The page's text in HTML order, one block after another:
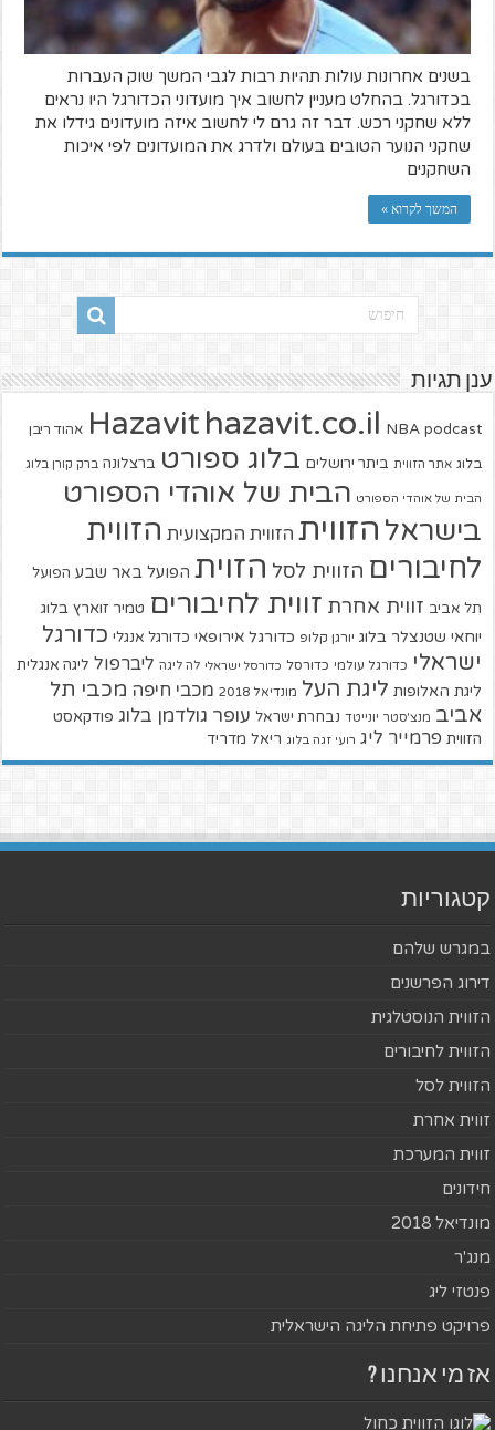
בשנים אחרונות עולות תהיות רבות לגבי המשך שוק העברות
בכדורגל. בהחלט מעניין לחשוב איך מועדוני הכדורגל היו נראים
ללא שחקני רכש. דבר זה גרם לי לחשוב איזה מועדונים גידלו את
שחקני הנוער הטובים בעולם ולדרג את המועדונים לפי איכות
השחקנים
המשך לקרוא »
ענן תגיות
Hazavit hazavit.co.il NBA podcast אהוד ריבן
בלוג אתר הזווית ביתר ירושלים בלוג ספורט ברצלונה ברק קורן בלוג
הבית של אוהדי הספורט הבית של אוהדי הספורט
בישראל הזווית הזווית המקצועית הזווית
לחיבורים הזווית לסל הזוית הפועל באר שבע הפועל
תל אביב זווית אחרת זווית לחיבורים טמיר זוארץ בלוג
יוחאי שטנצלר בלוג יורגן קלופ כדורגל אירופאי כדורגל אנגלי כדורגל
ישראלי כדורגל עולמי כדורסל כדורסל ישראלי לה ליגה ליברפול ליגה אנגלית
ליגת האלופות ליגת העל מונדיאל 2018 מכבי חיפה מכבי תל
אביב מנצ'סטר יונייטד נבחרת ישראל עופר גולדמן בלוג פודקאסט
הזווית פרמייר ליג רועי זגה בלוג ריאל מדריד
קטגוריות
במגרש שלהם
דירוג הפרשנים
הזווית הנוסטלגית
הזווית לחיבורים
הזווית לסל
זווית אחרת
זווית המערכת
חידונים
מונדיאל 2018
מנג'ר
פנטזי ליג
פרויקט פתיחת הליגה הישראלית
אז מי אנחנו ?